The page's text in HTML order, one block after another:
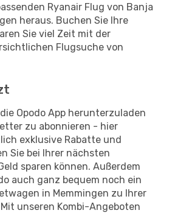
Ryanair Flug von Banja
heraus. Buchen Sie Ihre
Sie viel Zeit mit der
Flugsuche von
Opodo App herunterzuladen
zu abonnieren - hier
exklusive Rabatte und
Sie bei Ihrer nächsten
sparen können. Außerdem
auch ganz bequem noch ein
in Memmingen zu Ihrer
unseren Kombi-Angeboten